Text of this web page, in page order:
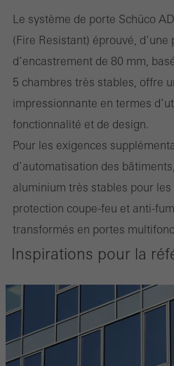
Le système de porte Schüco
(Fire Resistant) éprouvé, d’une
d’encastrement de 80 mm,
5 chambres très stables, offre
impressionnante en termes
fonctionnalité et de design.
Pour les exigences
d’automatisation des
aluminium très stables pour
protection coupe-feu et anti-
transformés en portes
Inspirations pour la
´expérience de l´utilisateur. Ils
´utilisation du site web, le nombre
passé sur le site, les pages
Marketing / Cookies de tiers
Les cookies marketing sont utilisés
publicités personnalisées et
individuels. Pour ce faire, ils suivent
Cela implique également l´utilisation
responsables de la fourniture de